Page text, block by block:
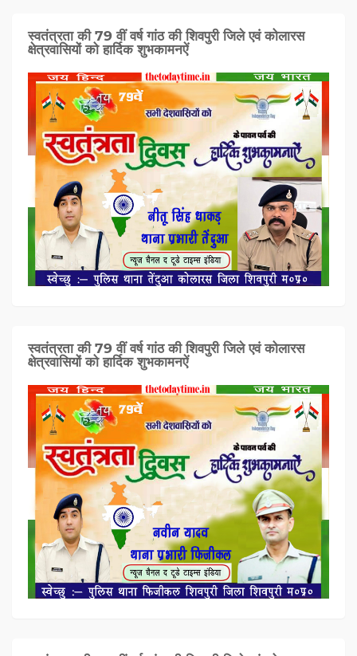
स्वतंत्रता की 79 वीं वर्ष गांठ की शिवपुरी जिले एवं कोलारस
क्षेत्रवासियों को हार्दिक शुभकामनऐं
स्वतंत्रता की 79 वीं वर्ष गांठ की शिवपुरी जिले एवं कोलारस
क्षेत्रवासियों को हार्दिक शुभकामनऐं